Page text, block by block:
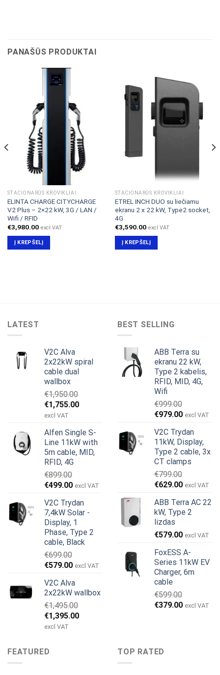
PANAŠŪS PRODUKTAI
STACIONARŪS KROVIKLIAI
ELINTA CHARGE CITYCHARGE
V2 Plus – 2×22 kW, 3G / LAN /
Wifi / RFID
€3,980.00 excl VAT
Į KREPŠELĮ
STACIONARŪS KROVIKLIAI
ETREL INCH DUO su liečiamu
ekranu 2 x 22 kW, Type2 socket,
4G
€3,590.00 excl VAT
Į KREPŠELĮ
LATEST
V2C Alva
2x22kW spiral
cable dual
wallbox
€1,950.00
Original
price
€1,950.00.
€1,755.00Current
€1,755.00.
excl VAT
Alfen Single S-
Line 11kW with
5m cable, MID,
RFID, 4G
€899.00
Original
was:
€899.00.
€499.00Current
is:
€499.00.
excl VAT
V2C Trydan
7,4kW Solar -
Display, 1
Phase, Type 2
cable, Black
€699.00
Original
was:
€699.00.
€579.00Current
is:
€579.00.
excl VAT
V2C Alva
2x22kW wallbox
€1,495.00
Original
price
€1,495.00.
€1,395.00Current
excl VAT
BEST SELLING
ABB Terra su
ekranu 22 kW,
Type 2 kabelis,
RFID, MID, 4G,
Wifi
€999.00
Original
was:
€999.00.
€979.00Current
is:
€979.00.
excl VAT
V2C Trydan
11kW, Display,
Type 2 cable, 3x
CT clamps
€799.00
Original
was:
€799.00.
€629.00Current
is:
€629.00.
excl VAT
ABB Terra AC 22
kW, Type 2
lizdas
€579.00 excl VAT
FoxESS A-
Series 11kW EV
Charger, 6m
cable
€599.00
Original
€379.00Current
excl VAT
FEATURED TOP RATED